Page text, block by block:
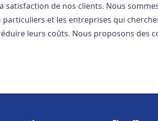
satisfaction de nos clients. Nous
et les entreprises qui
leurs coûts. Nous proposons des